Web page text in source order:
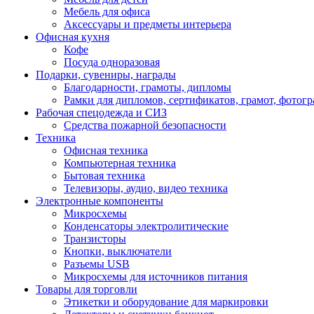
Мебель для офиса
Аксессуары и предметы интерьера
Офисная кухня
Кофе
Посуда одноразовая
Подарки, сувениры, награды
Благодарности, грамоты, дипломы
Рамки для дипломов, сертификатов, грамот,
Рабочая спецодежда и СИЗ
Средства пожарной безопасности
Техника
Офисная техника
Компьютерная техника
Бытовая техника
Телевизоры, аудио, видео техника
Электронные компоненты
Микросхемы
Конденсаторы электролитические
Транзисторы
Кнопки, выключатели
Разъемы USB
Микросхемы для источников питания
Товары для торговли
Этикетки и оборудование для маркировки